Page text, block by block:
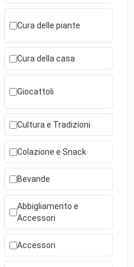
Cura delle piante
Cura della casa
Giocattoli
Cultura e Tradizioni
Colazione e Snack
Bevande
Abbigliamento e
Accessori
Accessori